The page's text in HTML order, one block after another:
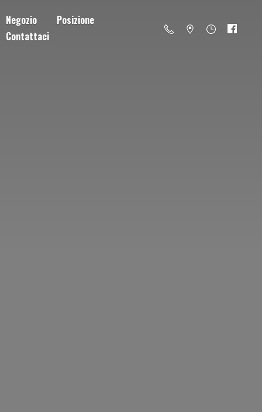
Negozio
Posizione
Contattaci